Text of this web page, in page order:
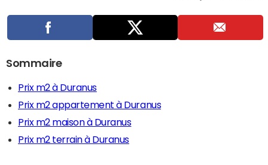
Sommaire
Prix m2 à Duranus
Prix m2 appartement à Duranus
Prix m2 maison à Duranus
Prix m2 terrain à Duranus